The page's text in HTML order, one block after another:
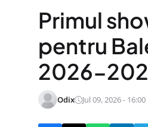
Primul
pentru
2026-
Odix Jul 09, 2026 - 16:00